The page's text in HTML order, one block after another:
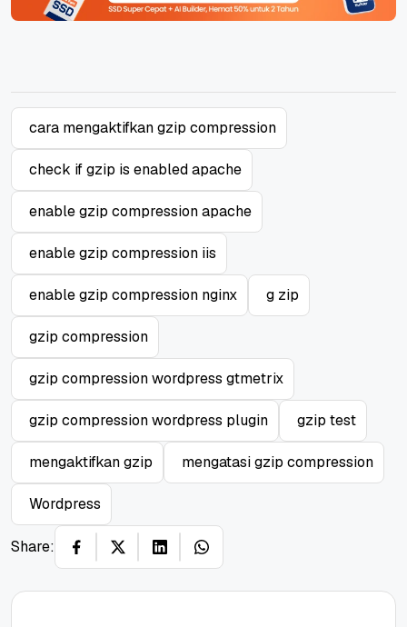
cara mengaktifkan gzip compression
check if gzip is enabled apache
enable gzip compression apache
enable gzip compression iis
enable gzip compression nginx g zip
gzip compression
gzip compression wordpress gtmetrix
gzip compression wordpress plugin gzip test
mengaktifkan gzip mengatasi gzip compression
Wordpress
Share: